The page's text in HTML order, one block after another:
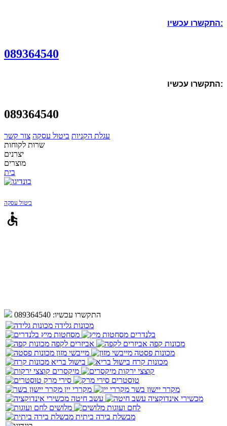
התקשרו עכשיו:
089364540
התקשרו עכשיו:
089364540
עגלת הקניות ביטול עסקה צור קשר
שרות לקוחות
יצרנים
מוצרים
בית
ביטול עסקה
accessible
התקשרו עכשיו: 089364540
מכונות גלידה
בלנדרים
מסחטות מיץ
מכונות קפה
אביזרים לקפה
מכונות פסטה
מייבשי מזון
מכונות קרח
בישול בריא
קוצצי ירקות
מיקסרים
טוסטרים
סירי מרק
מקרר יישון בשר
מקררי יין
מכשירי אינדוקציה
עשב חיטה
לחם ועוגות
מלושים
מבשלת בירה ביתית